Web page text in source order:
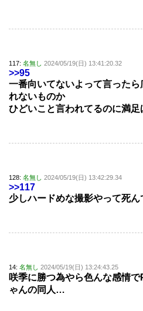
117: 名無し 2024/05/19(日) 13:41:20.32
>>95
一番向いてないよって言ったら
れないものか
ひどいこと言われてるのに満
128: 名無し 2024/05/19(日) 13:42:29.34
>>117
少しハードめな撮影やって死ん
14: 名無し 2024/05/19(日) 13:24:43.25
咲季に勝つ為やら色んな感情
ゃんの同人…